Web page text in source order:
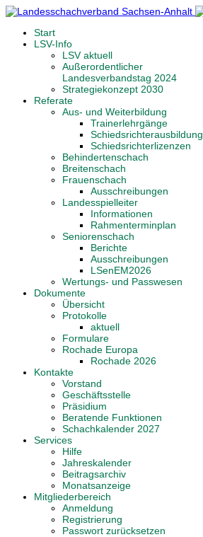
Start
LSV-Info
LSV aktuell
Außerordentlicher
Landesverbandstag 2024
Strategiekonzept 2030
Referate
Aus- und Weiterbildung
Trainerlehrgänge
Schiedsrichterausbildung
Schiedsrichterlizenzen
Behindertenschach
Breitenschach
Frauenschach
Ausschreibungen
Landesspielleiter
Informationen
Rahmenterminplan
Seniorenschach
Berichte
Ausschreibungen
LSenEM2026
Wertungs- und Passwesen
Dokumente
Übersicht
Protokolle
aktuell
Formulare
Rochade Europa
Rochade 2026
Kontakte
Vorstand
Geschäftsstelle
Präsidium
Beratende Funktionen
Schachkalender 2027
Services
Hilfe
Jahreskalender
Beitragsarchiv
Monatsanzeige
Mitgliederbereich
Anmeldung
Registrierung
Passwort zurücksetzen